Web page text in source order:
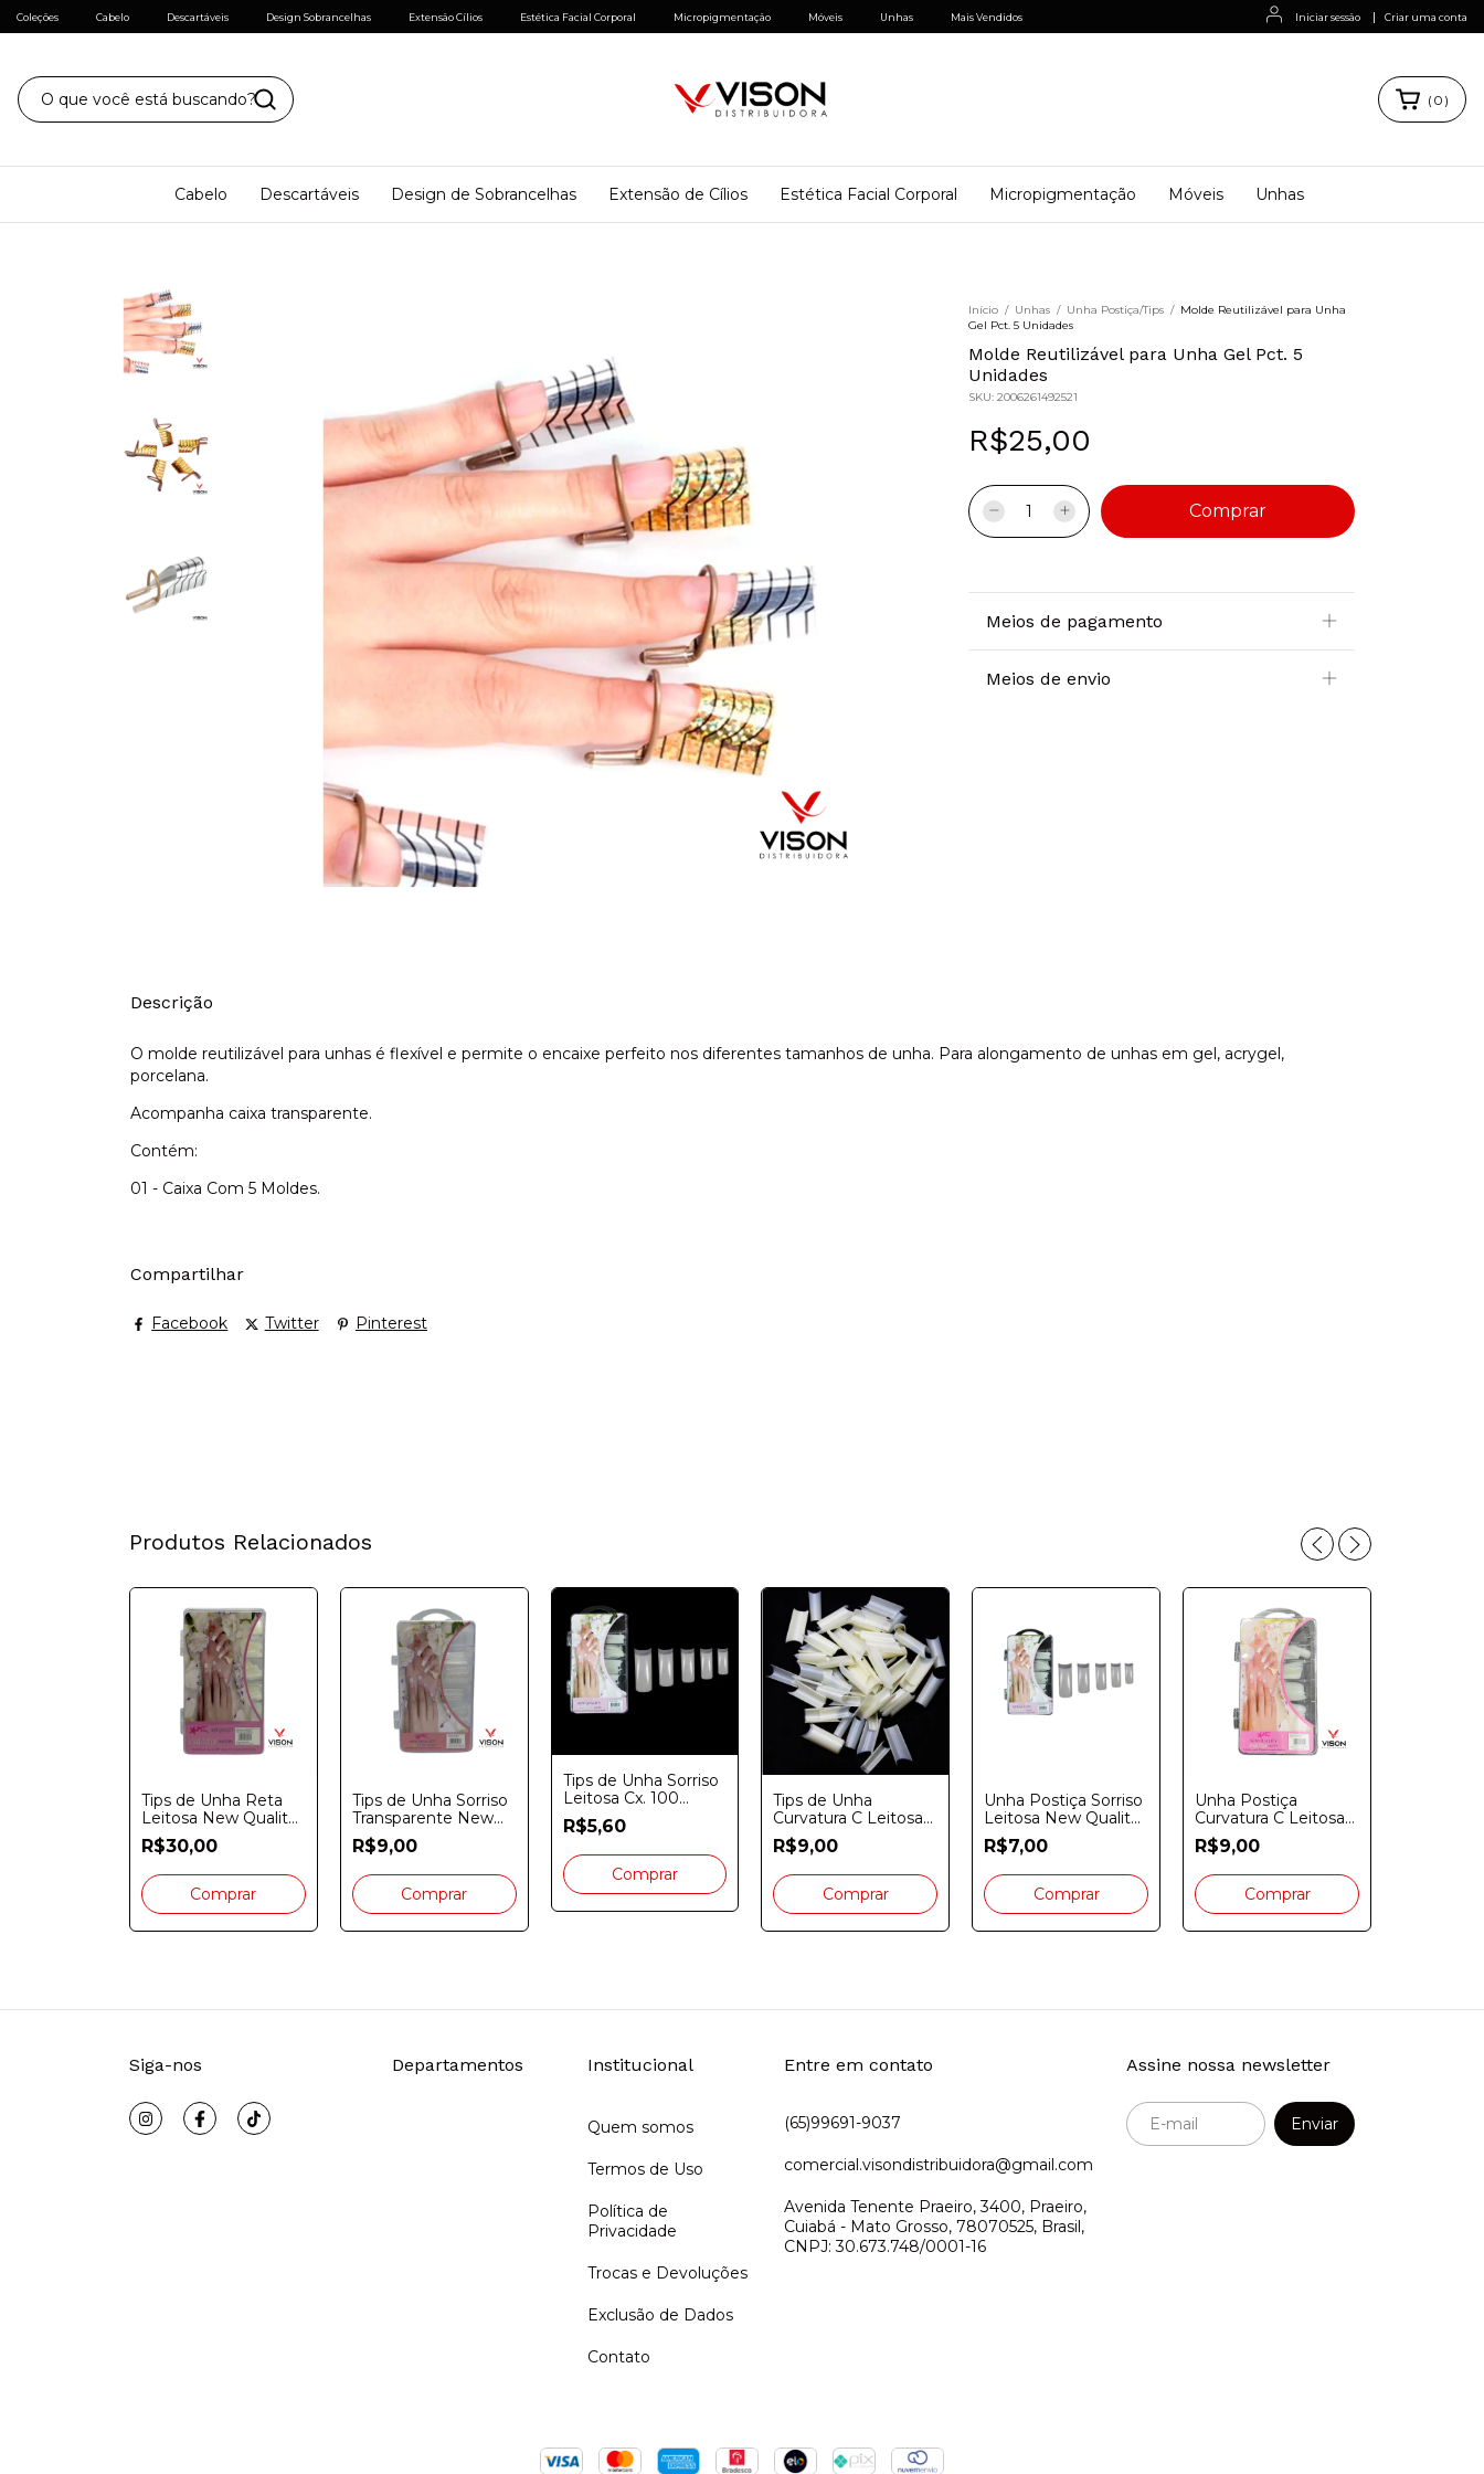
Coleções Cabelo Descartáveis Design Sobrancelhas Extensão Cílios Estética Facial Corporal Micropigmentação Móveis Unhas Mais Vendidos Iniciar sessão | Criar uma conta
( 0 )
Cabelo Descartáveis Design de Sobrancelhas Extensão de Cílios Estética Facial Corporal Micropigmentação Móveis Unhas
Início / Unhas / Unha Postiça/Tips / Molde Reutilizável para Unha
Gel Pct. 5 Unidades
Molde Reutilizável para Unha Gel Pct. 5
Unidades
SKU: 2006261492521
R$25,00
Meios de pagamento
Meios de envio
Descrição
O molde reutilizável para unhas é flexível e permite o encaixe perfeito nos diferentes tamanhos de unha. Para alongamento de unhas em gel, acrygel,
porcelana.
Acompanha caixa transparente.
Contém:
01 - Caixa Com 5 Moldes.
Compartilhar
Facebook Twitter Pinterest
Produtos Relacionados
Tips de Unha Reta
Leitosa New Quality
Cx. 500 Unidades
R$30,00
Tips de Unha Sorriso
Transparente New
Quality Cx. 100
Unidades
R$9,00
Tips de Unha Sorriso
Leitosa Cx. 100
Unidades
R$5,60
Tips de Unha
Curvatura C Leitosa
New Quality Cx. 100
Unidades
R$9,00
Unha Postiça Sorriso
Leitosa New Quality
100 unidades
R$7,00
Unha Postiça
Curvatura C Leitosa
New Quality Cx. 100
Unidades
R$9,00
Siga-nos Departamentos Institucional
Quem somos
Termos de Uso
Política de
Privacidade
Trocas e Devoluções
Exclusão de Dados
Contato
Entre em contato
(65)99691-9037
comercial.visondistribuidora@gmail.com
Avenida Tenente Praeiro, 3400, Praeiro,
Cuiabá - Mato Grosso, 78070525, Brasil,
CNPJ: 30.673.748/0001-16
Assine nossa newsletter